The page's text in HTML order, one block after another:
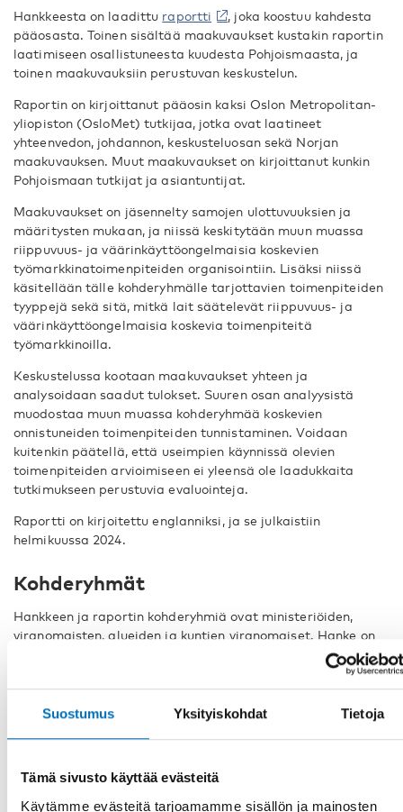
Suostumus Yksityiskohdat Tietoja
Tämä sivusto käyttää evästeitä
Käytämme evästeitä tarjoamamme sisällön ja mainosten
Hankkeesta on laadittu raportti
, joka koostuu kahdesta
pääosasta. Toinen sisältää maakuvaukset kustakin raportin
laatimiseen osallistuneesta kuudesta Pohjoismaasta, ja
toinen maakuvauksiin perustuvan keskustelun.
Raportin on kirjoittanut pääosin kaksi Oslon Metropolitan-
yliopiston (OsloMet) tutkijaa, jotka ovat laatineet
yhteenvedon, johdannon, keskusteluosan sekä Norjan
maakuvauksen. Muut maakuvaukset on kirjoittanut kunkin
Pohjoismaan tutkijat ja asiantuntijat.
Maakuvaukset on jäsennelty samojen ulottuvuuksien ja
määritysten mukaan, ja niissä keskitytään muun muassa
riippuvuus- ja väärinkäyttöongelmaisia koskevien
työmarkkinatoimenpiteiden organisointiin. Lisäksi niissä
käsitellään tälle kohderyhmälle tarjottavien toimenpiteiden
tyyppejä sekä sitä, mitkä lait säätelevät riippuvuus- ja
väärinkäyttöongelmaisia koskevia toimenpiteitä
työmarkkinoilla.
Keskustelussa kootaan maakuvaukset yhteen ja
analysoidaan saadut tulokset. Suuren osan analyysistä
muodostaa muun muassa kohderyhmää koskevien
onnistuneiden toimenpiteiden tunnistaminen. Voidaan
kuitenkin päätellä, että useimpien käynnissä olevien
toimenpiteiden arvioimiseen ei yleensä ole laadukkaita
tutkimukseen perustuvia evaluointeja.
Raportti on kirjoitettu englanniksi, ja se julkaistiin
helmikuussa 2024.
Kohderyhmät
Hankkeen ja raportin kohderyhmiä ovat ministeriöiden,
viranomaisten, alueiden ja kuntien viranomaiset. Hanke on
suunnattu myös alan ammattilaisille ja muille ihmisille,
jotka työskentelevät riippuvuuden ja väärinkäytön hoidossa.